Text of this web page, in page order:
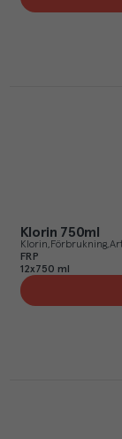
Klorin 750ml
Klorin Förbrukning
FRP
12x750 ml